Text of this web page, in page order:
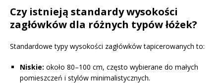
Czy istnieją standardy wysokości
zagłówków dla różnych typów łóżek?
Standardowe typy wysokości zagłówków tapicerowanych to:
Niskie: około 80–100 cm, często wybierane do małych
pomieszczeń i stylów minimalistycznych.